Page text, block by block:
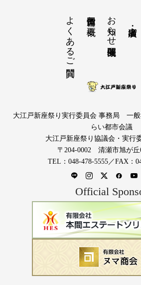
お知らせ開催概要
運営団体と概要
よくあるご質問
大江戸新座祭り実行委員会 事務局 一
らい都市会議
大江戸新座祭り協議会・実行
〒204-0002 清瀬市旭が丘
TEL：048-478-5555／FAX：
Official